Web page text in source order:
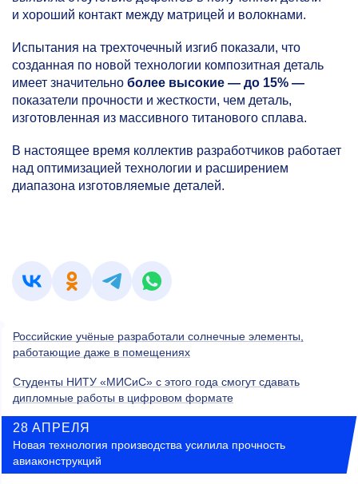
и хороший контакт между матрицей и волокнами.
Испытания на трехточечный изгиб показали, что
созданная по новой технологии композитная деталь
имеет значительно более высокие — до 15% —
показатели прочности и жесткости, чем деталь,
изготовленная из массивного титанового сплава.
В настоящее время коллектив разработчиков работает
над оптимизацией технологии и расширением
диапазона изготовляемые деталей.
Российские учёные разработали солнечные элементы,
работающие даже в помещениях
Студенты НИТУ «МИСиС» с этого года смогут сдавать
дипломные работы в цифровом формате
28 АПРЕЛЯ
Новая технология производства усилила прочность
авиаконструкций